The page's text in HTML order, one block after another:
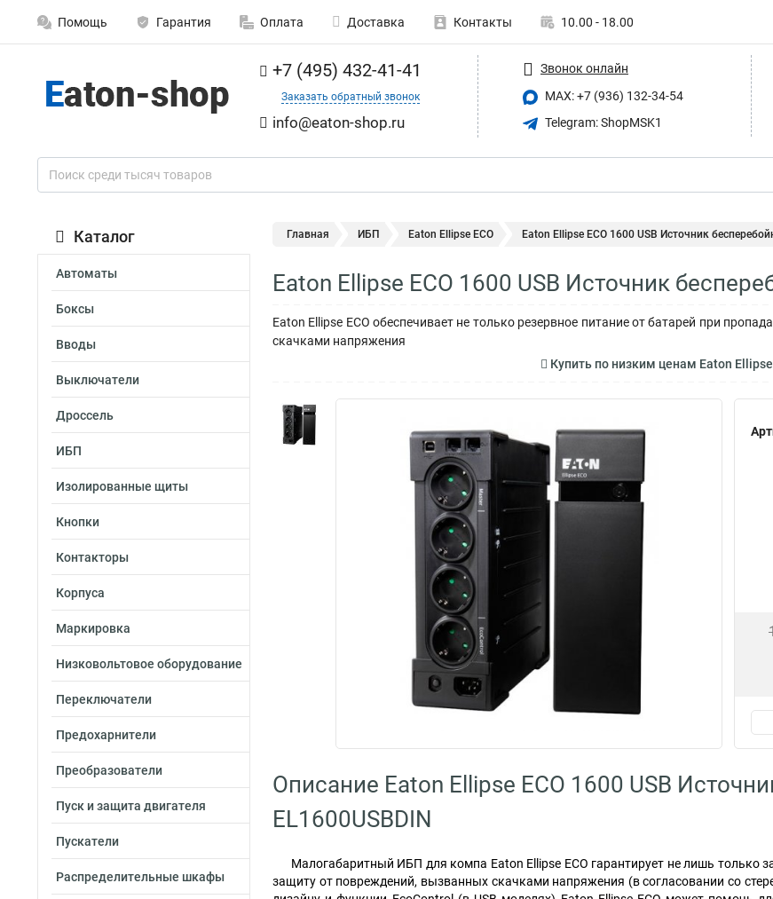
Помощь Гарантия Оплата Доставка Контакты 10.00 - 18.00
+7 (495) 432-41-41
Заказать обратный звонок
info@eaton-shop.ru
Звонок онлайн
MAX: +7 (936) 132-34-54
Telegram: ShopMSK1
Каталог
Автоматы
Боксы
Вводы
Выключатели
Дроссель
ИБП
Изолированные щиты
Кнопки
Контакторы
Корпуса
Маркировка
Низковольтовое оборудование
Переключатели
Предохарнители
Преобразователи
Пуск и защита двигателя
Пускатели
Распределительные шкафы
Главная ИБП Eaton Ellipse ECO Eaton Ellipse ECO 1600 USB Источник
Eaton Ellipse ECO 1600 USB Источник
Eaton Ellipse ECO обеспечивает не только резервное питание от батарей при
скачками напряжения
Купить по низким ценам Eaton
Описание Eaton Ellipse ECO 1600 USB
EL1600USBDIN
Малогабаритный ИБП для компа Eaton Ellipse ECO гарантирует не лишь только
защиту от повреждений, вызванных скачками напряжения (в согласовании со